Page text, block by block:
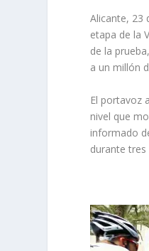
Alicante, 23
etapa de la
de la
a un millón
El portavoz
nivel que
informado
durante tres